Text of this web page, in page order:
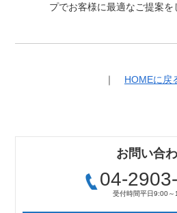
プでお客様に最適なご提案を
｜ HOMEに戻
お問い合
04-
受付時間平日9:00～